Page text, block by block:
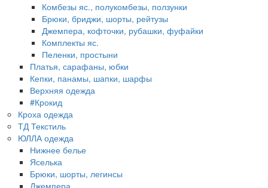
Комбезы яс., полукомбезы, ползунки
Брюки, бриджи, шорты, рейтузы
Джемпера, кофточки, рубашки, фуфайки
Комплекты яс.
Пеленки, простыни
Платья, сарафаны, юбки
Кепки, панамы, шапки, шарфы
Верхняя одежда
#Крокид
Кроха одежда
ТД Текстиль
ЮЛЛА одежда
Нижнее белье
Яселька
Брюки, шорты, легинсы